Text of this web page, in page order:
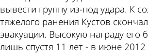
вывести группу из-под удара. К
тяжелого ранения Кустов
эвакуации. Высокую награду его
лишь спустя 11 лет - в июне 2012